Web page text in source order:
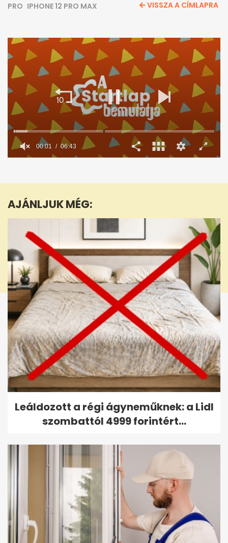
PRO IPHONE 12 PRO MAX VISSZA A CÍMLAPRA
6
43
seconds
AJÁNLJUK MÉG:
Leáldozott a régi ágyneműknek: a Lidl
szombattól 4999 forintért...